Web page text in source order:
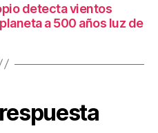
detecta vientos
a 500 años luz de